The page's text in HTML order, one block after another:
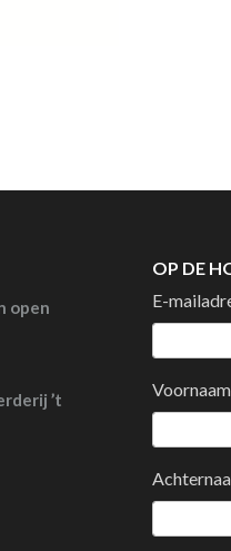
open
’t
OP DE
E-
Voornaam